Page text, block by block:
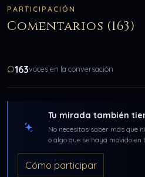
PARTICIPACIÓN
Comentarios (163)
163voces en la conversación
Tu mirada también
No necesitas saber más que
o algo que se haya movido
Cómo participar